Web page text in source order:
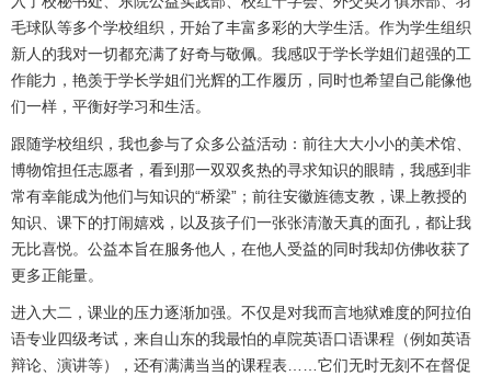
毛球队等多个学校组织，开始了丰富多彩的大学生活。作为学生组织
新人的我对一切都充满了好奇与敬佩。我感叹于学长学姐们超强的工
作能力，艳羡于学长学姐们光辉的工作履历，同时也希望自己能像他
们一样，平衡好学习和生活。
跟随学校组织，我也参与了众多公益活动：前往大大小小的美术馆、
博物馆担任志愿者，看到那一双双炙热的寻求知识的眼睛，我感到非
常有幸能成为他们与知识的“桥梁”；前往安徽旌德支教，课上教授的
知识、课下的打闹嬉戏，以及孩子们一张张清澈天真的面孔，都让我
无比喜悦。公益本旨在服务他人，在他人受益的同时我却仿佛收获了
更多正能量。
进入大二，课业的压力逐渐加强。不仅是对我而言地狱难度的阿拉伯
语专业四级考试，来自山东的我最怕的卓院英语口语课程（例如英语
辩论、演讲等），还有满满当当的课程表……它们无时无刻不在督促